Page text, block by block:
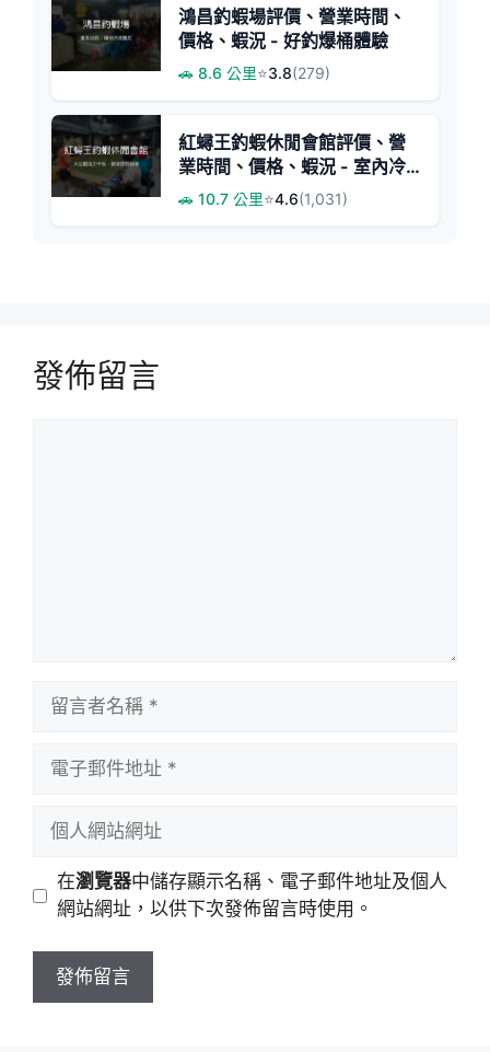
鴻昌釣蝦場評價、營業時間、
價格、蝦況 - 好釣爆桶體驗
🚗 8.6 公里⭐3.8(279)
紅蟳王釣蝦休閒會館評價、營
業時間、價格、蝦況 - 室內冷
氣禁菸大公蝦體驗
🚗 10.7 公里⭐4.6(1,031)
發佈留言
址
站
址
在瀏覽器中儲存顯示名稱、電子郵件地址及個人
網站網址，以供下次發佈留言時使用。